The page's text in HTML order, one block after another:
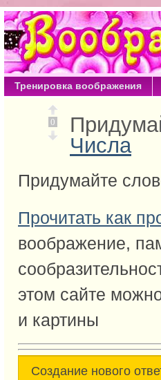
Тренировка воображения
0
Числа
Придумайте
Прочитать как
воображение,
этом сайте
и картины
Создание нового